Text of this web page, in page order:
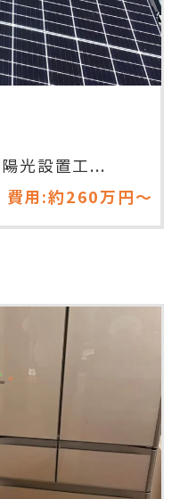
光設置工...
費用:約260万円～